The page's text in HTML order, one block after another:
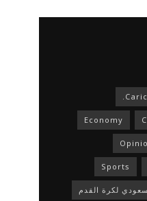
Economy
Sports
لكرة القدم